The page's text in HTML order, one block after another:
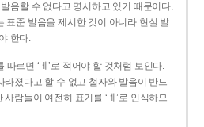
음할 수 없다고 명시하고 있기 때문이다.
표준 발음을 제시한 것이 아니라 현실 발
한다.
따르면 ‘ㅔ’로 적어야 할 것처럼 보인다.
라졌다고 할 수 없고 철자와 발음이 반드
람들이 여전히 표기를 ‘ㅖ’로 인식하므